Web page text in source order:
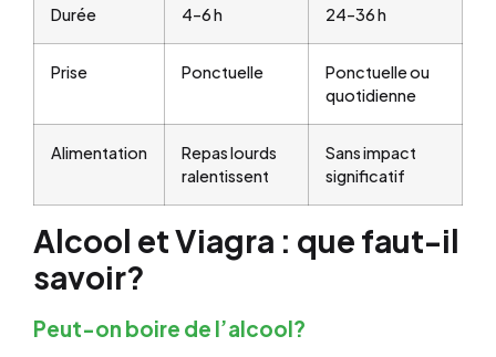
Durée 4–6 h 24–36 h
Prise Ponctuelle
Ponctuelle ou
quotidienne
Alimentation
Repas lourds
ralentissent
Sans impact
significatif
Alcool et Viagra : que faut-il
savoir?
Peut-on boire de l’alcool?